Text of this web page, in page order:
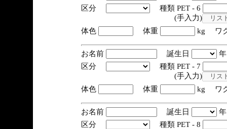
区分
種類 PET - 6
(手入力)
体色
体重 kg ワ
お名前 誕生日
区分
種類 PET - 7
(手入力)
体色
体重 kg ワ
お名前 誕生日
区分
種類 PET - 8